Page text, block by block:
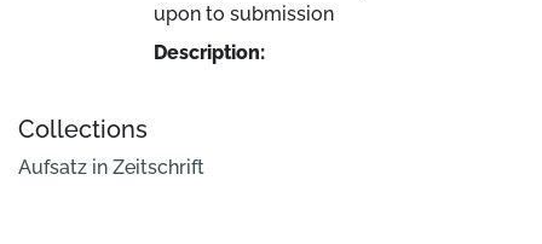
upon to submission
Description:
Collections
Aufsatz in Zeitschrift